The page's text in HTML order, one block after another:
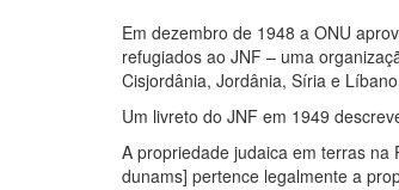
Em dezembro de 1948 a ONU
refugiados ao JNF – uma
Cisjordânia, Jordânia, Síria e
Um livreto do JNF em 1949
A propriedade judaica em terras na
dunams] pertence legalmente a